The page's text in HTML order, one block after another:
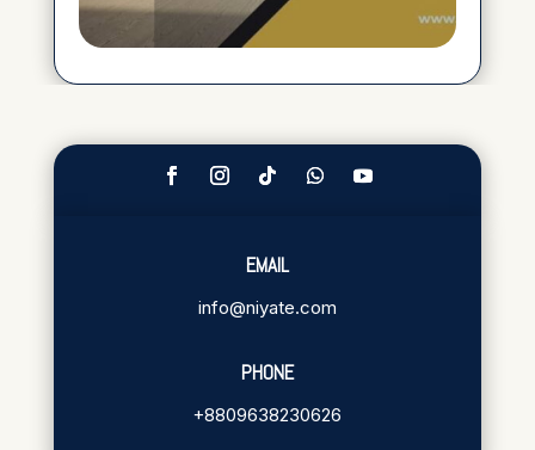
EMAIL
info@niyate.com
PHONE
+8809638230626